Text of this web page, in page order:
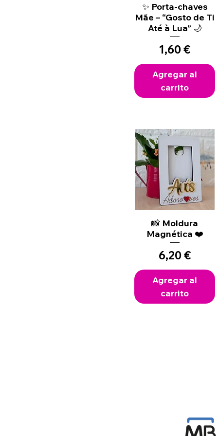
Vista rápida
✨ Porta-chaves
Mãe – “Gosto de Ti
Até à Lua” 🌙
Precio
1,60 €
Agregar al
carrito
Vista rápida
📸 Moldura
Magnética ❤️
Precio
6,20 €
Agregar al
carrito